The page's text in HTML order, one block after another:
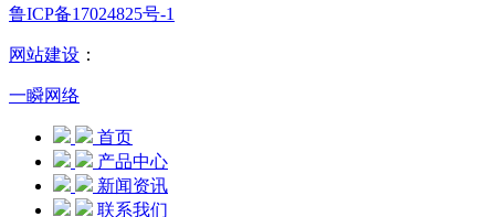
鲁ICP备17024825号-1
网站建设 ：
一瞬网络
首页
产品中心
新闻资讯
联系我们